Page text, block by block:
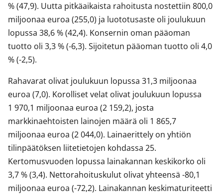
% (47,9). Uutta pitkäaikaista rahoitusta nostettiin 800,0
miljoonaa euroa (255,0) ja luototusaste oli joulukuun
lopussa 38,6 % (42,4). Konsernin oman pääoman
tuotto oli 3,3 % (-6,3). Sijoitetun pääoman tuotto oli 4,0
% (-2,5).
Rahavarat olivat joulukuun lopussa 31,3 miljoonaa
euroa (7,0). Korolliset velat olivat joulukuun lopussa
1 970,1 miljoonaa euroa (2 159,2), josta
markkinaehtoisten lainojen määrä oli 1 865,7
miljoonaa euroa (2 044,0). Lainaerittely on yhtiön
tilinpäätöksen liitetietojen kohdassa 25.
Kertomusvuoden lopussa lainakannan keskikorko oli
3,7 % (3,4). Nettorahoituskulut olivat yhteensä -80,1
miljoonaa euroa (-72,2). Lainakannan keskimaturiteetti